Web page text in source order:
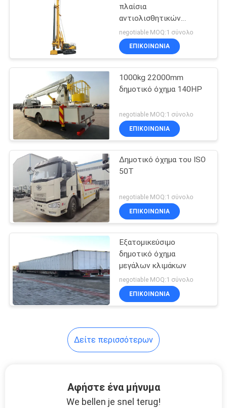
Εξοπλισμός
κατασκευής
γερανών
Εξοπλισμός
κατασκευής
φορτωτών
Εξοπλισμός
κατασκευής
εκσκαφέων
Δημοτικό όχημα
πλαίσια
αντιολισθητικών
αλυσίδων 102m
περιστροφική μηχανή
διατρήσεων βάθους
negotiable MOQ:1 σύνολο
ΕΠΙΚΟΙΝΩΝΙΑ
1000kg 22000mm
δημοτικό όχημα 140HP
negotiable MOQ:1 σύνολο
ΕΠΙΚΟΙΝΩΝΙΑ
Δημοτικό όχημα του ISO
50T
negotiable MOQ:1 σύνολο
ΕΠΙΚΟΙΝΩΝΙΑ
Εξατομικεύσιμο
δημοτικό όχημα
μεγάλων κλιμάκων
negotiable MOQ:1 σύνολο
ΕΠΙΚΟΙΝΩΝΙΑ
Δείτε περισσότερων
Αφήστε ένα μήνυμα
We bellen je snel terug!